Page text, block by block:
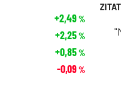
+2,49%
+2,25%
+0,85%
-0,09%